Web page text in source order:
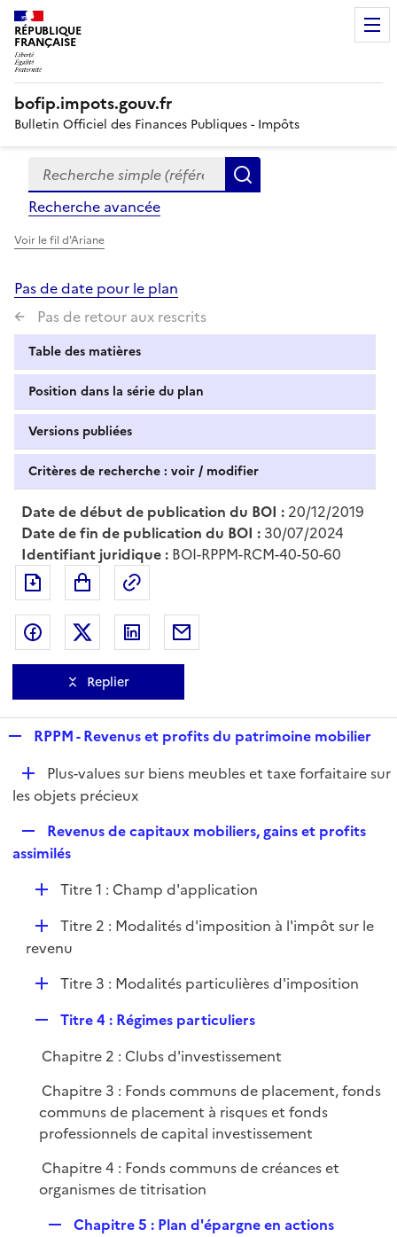
RÉPUBLIQUE
FRANÇAISE
bofip.impots.gouv.fr
Bulletin Officiel des Finances Publiques - Impôts
Formulaire
de
recherche
Recherche simple (références, mots clés, partie du
Recherche avancée
Voir le fil d'Ariane
Pas de date pour le plan
Pas de retour aux rescrits
Table des matières
Position dans la série du plan
Versions publiées
Critères de recherche : voir / modifier
Date de début de publication du BOI : 20/12/2019
Date de fin de publication du BOI : 30/07/2024
Identifiant juridique : BOI-RPPM-RCM-40-50-60
Exporter le document au format pdf
Partager sur Facebook
Partager sur Twitter
Partager sur LinkedIn
Replier
p
l
r
RPPM - Revenus et profits du patrimoine mobilier
D
é
i
e
r
Plus-values sur biens meubles et taxe forfaitaire sur
les objets précieux
e
l
i
e
r
Revenus de capitaux mobiliers, gains et profits
assimilés
D
l
Titre 1 : Champ d'application
D
é
r
Titre 2 : Modalités d'imposition à l'impôt sur le
revenu
D
l
i
e
r
Titre 3 : Modalités particulières d'imposition
p
l
Titre 4 : Régimes particuliers
Chapitre 2 : Clubs d'investissement
Chapitre 3 : Fonds communs de placement, fonds
communs de placement à risques et fonds
professionnels de capital investissement
Chapitre 4 : Fonds communs de créances et
organismes de titrisation
Chapitre 5 : Plan d'épargne en actions